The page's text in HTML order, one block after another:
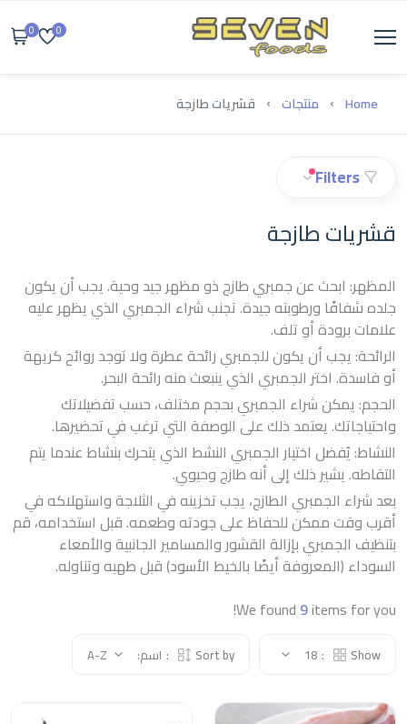
0
0
Home منتجات قشريات طازجة
Filters
قشريات طازجة
المظهر: ابحث عن جمبري طازج ذو مظهر جيد وحية. يجب أن يكون
جلده شفافًا ورطوبته جيدة. تجنب شراء الجمبري الذي يظهر عليه
علامات برودة أو تلف.
الرائحة: يجب أن يكون للجمبري رائحة عطرة ولا توجد روائح كريهة
أو فاسدة. اختر الجمبري الذي ينبعث منه رائحة البحر.
الحجم: يمكن شراء الجمبري بحجم مختلف، حسب تفضيلاتك
واحتياجاتك. يعتمد ذلك على الوصفة التي ترغب في تحضيرها.
النشاط: يُفضل اختيار الجمبري النشط الذي يتحرك بنشاط عندما يتم
التقاطه. يشير ذلك إلى أنه طازج وحيوي.
بعد شراء الجمبري الطازج، يجب تخزينه في الثلاجة واستهلاكه في
أقرب وقت ممكن للحفاظ على جودته وطعمه. قبل استخدامه، قم
بتنظيف الجمبري بإزالة القشور والمسامير الجانبية والأمعاء
السوداء (المعروفة أيضًا بالخيط الأسود) قبل طهيه وتناوله.
We found 9items for you!
Show:
18
Sort by: اسم: A-Z